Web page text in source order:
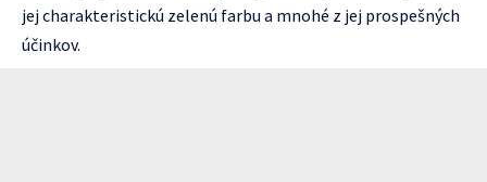
jej charakteristickú zelenú farbu a mnohé z jej prospešných
účinkov.